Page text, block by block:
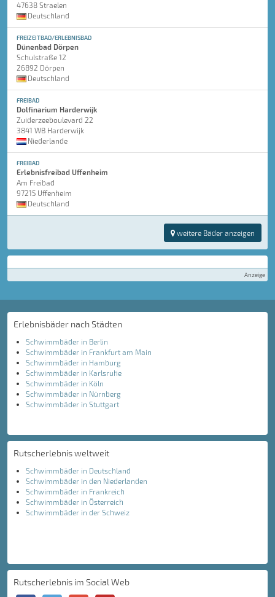
47638 Straelen
Deutschland
FREIZEITBAD/ERLEBNISBAD
Dünenbad Dörpen
Schulstraße 12
26892 Dörpen
Deutschland
FREIBAD
Dolfinarium Harderwijk
Zuiderzeeboulevard 22
3841 WB Harderwijk
Niederlande
FREIBAD
Erlebnisfreibad Uffenheim
Am Freibad
97215 Uffenheim
Deutschland
weitere Bäder anzeigen
Anzeige
Erlebnisbäder nach Städten
Schwimmbäder in Berlin
Schwimmbäder in Frankfurt am Main
Schwimmbäder in Hamburg
Schwimmbäder in Karlsruhe
Schwimmbäder in Köln
Schwimmbäder in Nürnberg
Schwimmbäder in Stuttgart
Rutscherlebnis weltweit
Schwimmbäder in Deutschland
Schwimmbäder in den Niederlanden
Schwimmbäder in Frankreich
Schwimmbäder in Österreich
Schwimmbäder in der Schweiz
Rutscherlebnis im Social Web